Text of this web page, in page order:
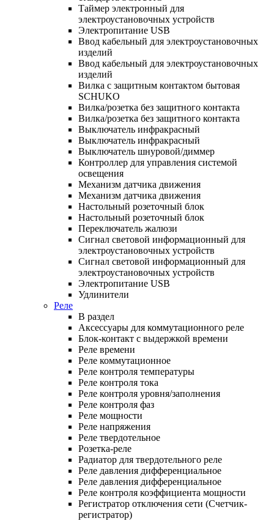
Таймер электронный для
электроустановочных устройств
Электропитание USB
Ввод кабельный для электроустановочных
изделий
Ввод кабельный для электроустановочных
изделий
Вилка с защитным контактом бытовая
SCHUKO
Вилка/розетка без защитного контакта
Вилка/розетка без защитного контакта
Выключатель инфракрасный
Выключатель инфракрасный
Выключатель шнуровой/диммер
Контроллер для управления системой
освещения
Механизм датчика движения
Механизм датчика движения
Настольный розеточный блок
Настольный розеточный блок
Переключатель жалюзи
Сигнал световой информационный для
электроустановочных устройств
Сигнал световой информационный для
электроустановочных устройств
Электропитание USB
Удлинители
Реле
В раздел
Аксессуары для коммутационного реле
Блок-контакт с выдержкой времени
Реле времени
Реле коммутационное
Реле контроля температуры
Реле контроля тока
Реле контроля уровня/заполнения
Реле контроля фаз
Реле мощности
Реле напряжения
Реле твердотельное
Розетка-реле
Радиатор для твердотельного реле
Реле давления дифференциальное
Реле давления дифференциальное
Реле контроля коэффициента мощности
Регистратор отключения сети (Счетчик-
регистратор)